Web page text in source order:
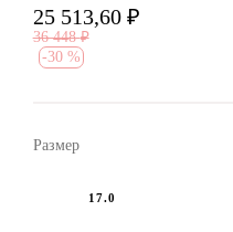
25 513,60 ₽
36 448 ₽
-30 %
Размер
17.0